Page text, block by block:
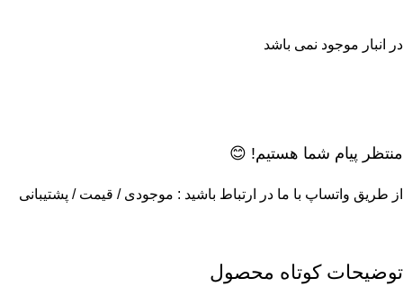
در انبار موجود نمی باشد
منتظر پیام شما هستیم! 😊
از طریق واتساپ با ما در ارتباط باشید : موجودی / قیمت / پشتیبانی
توضیحات کوتاه محصول